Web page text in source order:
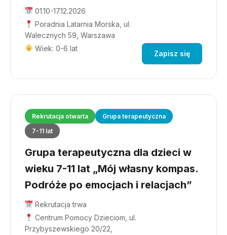
01.10-17.12.2026
Poradnia Latarnia Morska, ul.
Walecznych 59, Warszawa
Wiek: 0-6 lat
Zapisz się
Rekrutacja otwarta
Grupa terapeutyczna
7-11 lat
Grupa terapeutyczna dla dzieci w
wieku 7-11 lat „Mój własny kompas.
Podróże po emocjach i relacjach”
Rekrutacja trwa
Centrum Pomocy Dzieciom, ul.
Przybyszewskiego 20/22,